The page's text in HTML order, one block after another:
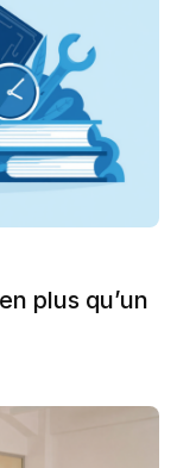
plus qu’un